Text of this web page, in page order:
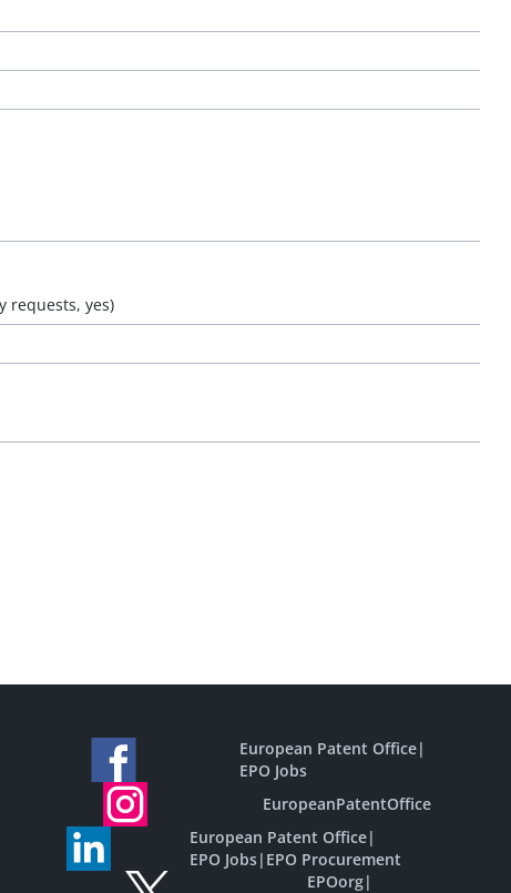
requests, yes)
European Patent Office|
EPO Jobs
EuropeanPatentOffice
European Patent Office|
EPO Jobs| EPO Procurement
EPOorg|